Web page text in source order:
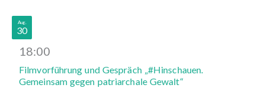
Aug.
30
18:00
Filmvorführung und Gespräch „#Hinschauen.
Gemeinsam gegen patriarchale Gewalt“